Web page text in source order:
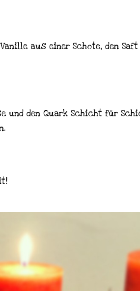
aus einer Schote, den
und den Quark Schicht für